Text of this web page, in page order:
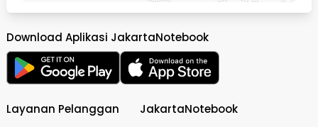
Download Aplikasi JakartaNotebook
Layanan Pelanggan JakartaNotebook